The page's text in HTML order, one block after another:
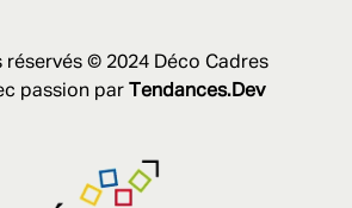
réservés © 2024 Déco Cadres
passion par
Tendances.Dev